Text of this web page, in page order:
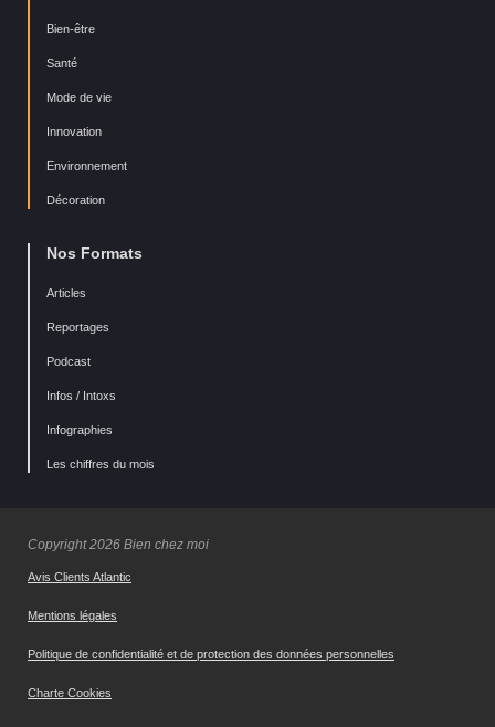
Bien-être
Santé
Mode de vie
Innovation
Environnement
Décoration
Nos Formats
Articles
Reportages
Podcast
Infos / Intoxs
Infographies
Les chiffres du mois
Copyright 2026 Bien chez moi
Avis Clients Atlantic
Mentions légales
Politique de confidentialité et de protection des données personnelles
Charte Cookies